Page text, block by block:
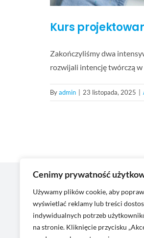
Cenimy prywatność
Używamy plików cookie, aby
wyświetlać reklamy lub treści
indywidualnych potrzeb
na stronie. Kliknięcie przycisku
Kurs
Zakończyliśmy dwa
rozwijali intencję twórczą w
Byadmin 23 listopada, 2025
+48 511 136 136
biuro@pgpo.pl